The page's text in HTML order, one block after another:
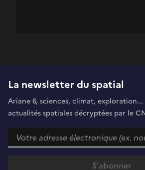
La newsletter du spatial
Ariane 6, sciences, climat, exploration...
actualités spatiales décryptées par le